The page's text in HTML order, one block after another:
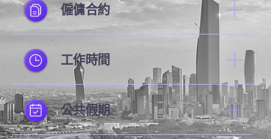
僱傭合約
工作時間
公共假期